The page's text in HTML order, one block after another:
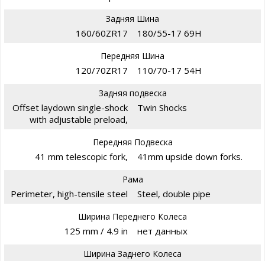
Задняя Шина
160/60ZR17 180/55-17 69H
Передняя Шина
120/70ZR17 110/70-17 54H
Задняя подвеска
Offset laydown single-shock
with adjustable preload,
Twin Shocks
Передняя Подвеска
41 mm telescopic fork, 41mm upside down forks.
Рама
Perimeter, high-tensile steel Steel, double pipe
Ширина Переднего Колеса
125 mm / 4.9 in нет данных
Ширина Заднего Колеса